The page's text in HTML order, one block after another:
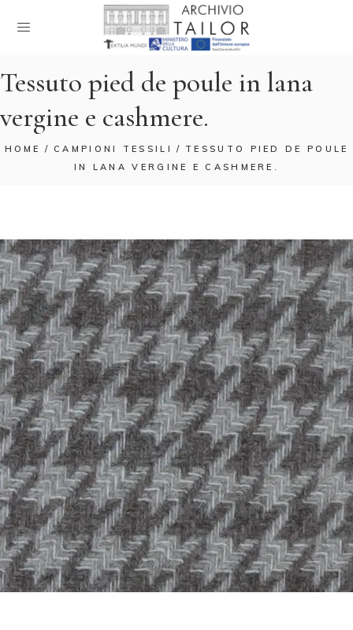
Tessuto pied de poule in lana
vergine e cashmere.
HOME CAMPIONI TESSILI
TESSUTO PIED DE POULE
IN LANA VERGINE E CASHMERE.